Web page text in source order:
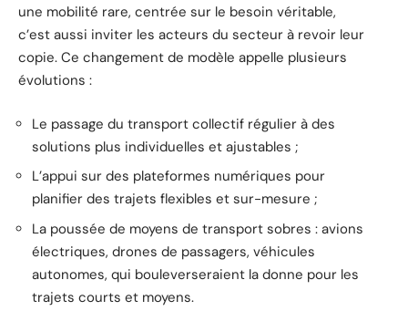
une mobilité rare, centrée sur le besoin véritable,
c’est aussi inviter les acteurs du secteur à revoir leur
copie. Ce changement de modèle appelle plusieurs
évolutions :
Le passage du transport collectif régulier à des
solutions plus individuelles et ajustables ;
L’appui sur des plateformes numériques pour
planifier des trajets flexibles et sur-mesure ;
La poussée de moyens de transport sobres : avions
électriques, drones de passagers, véhicules
autonomes, qui bouleverseraient la donne pour les
trajets courts et moyens.